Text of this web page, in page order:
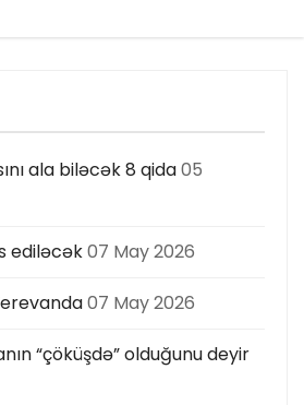
ala biləcək 8 qida05
ediləcək07 May 2026
07 May 2026
“çöküşdə” olduğunu deyir